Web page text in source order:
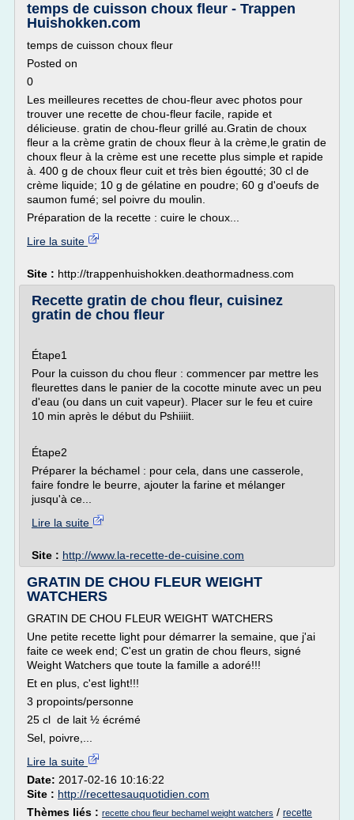
temps de cuisson choux fleur - Trappen
Huishokken.com
temps de cuisson choux fleur
Posted on
0
Les meilleures recettes de chou-fleur avec photos pour
trouver une recette de chou-fleur facile, rapide et
délicieuse. gratin de chou-fleur grillé au.Gratin de choux
fleur a la crème gratin de choux fleur à la crème,le gratin de
choux fleur à la crème est une recette plus simple et rapide
à. 400 g de choux fleur cuit et très bien égoutté; 30 cl de
crème liquide; 10 g de gélatine en poudre; 60 g d'oeufs de
saumon fumé; sel poivre du moulin.
Préparation de la recette : cuire le choux...
Lire la suite
Site : http://trappenhuishokken.deathormadness.com
Recette gratin de chou fleur, cuisinez
gratin de chou fleur
Étape1
Pour la cuisson du chou fleur : commencer par mettre les
fleurettes dans le panier de la cocotte minute avec un peu
d'eau (ou dans un cuit vapeur). Placer sur le feu et cuire
10 min après le début du Pshiiiit.
Étape2
Préparer la béchamel : pour cela, dans une casserole,
faire fondre le beurre, ajouter la farine et mélanger
jusqu'à ce...
Lire la suite
Site : http://www.la-recette-de-cuisine.com
GRATIN DE CHOU FLEUR WEIGHT
WATCHERS
GRATIN DE CHOU FLEUR WEIGHT WATCHERS
Une petite recette light pour démarrer la semaine, que j'ai
faite ce week end; C'est un gratin de chou fleurs, signé
Weight Watchers que toute la famille a adoré!!!
Et en plus, c'est light!!!
3 propoints/personne
25 cl de lait ½ écrémé
Sel, poivre,...
Lire la suite
Date: 2017-02-16 10:16:22
Site : http://recettesauquotidien.com
Thèmes liés : recette chou fleur bechamel weight watchers / recette